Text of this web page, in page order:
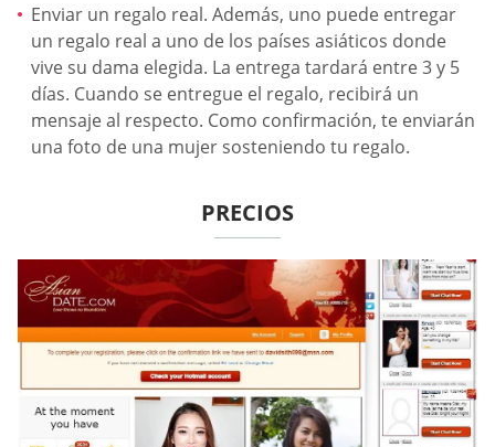
Enviar un regalo real. Además, uno puede entregar
un regalo real a uno de los países asiáticos donde
vive su dama elegida. La entrega tardará entre 3 y 5
días. Cuando se entregue el regalo, recibirá un
mensaje al respecto. Como confirmación, te enviarán
una foto de una mujer sosteniendo tu regalo.
PRECIOS